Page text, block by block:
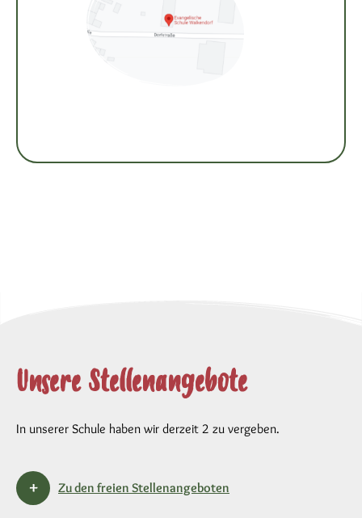
Unsere Stellenangebote
In unserer Schule haben wir derzeit 2 zu vergeben.
Zu den freien Stellenangeboten